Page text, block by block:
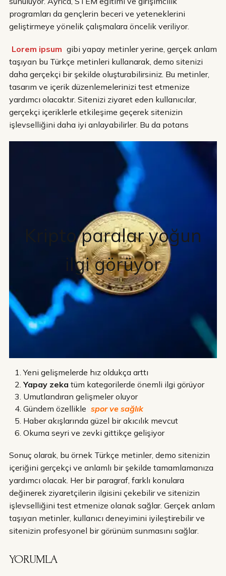
programları da gençlerin beceri ve yeteneklerini
geliştirmeye yönelik çalışmalara öncelik veriliyor.
Lorem ipsum gibi yapay metinler yerine, gerçek anlam
taşıyan bu Türkçe metinleri kullanarak, demo sitenizi
daha gerçekçi bir şekilde oluşturabilirsiniz. Bu metinler,
tasarım ve içerik düzenlemelerinizi test etmenize
yardımcı olacaktır. Sitenizi ziyaret eden kullanıcılar,
gerçekçi içeriklerle etkileşime geçerek sitenizin
işlevselliğini daha iyi anlayabilirler. Bu da potans
Kripto paralar yoğun
ilgi görüyor
Yeni gelişmelerde hız oldukça arttı
Yapay zeka tüm kategorilerde önemli ilgi görüyor
Umutlandıran gelişmeler oluyor
Gündem özellikle spor ve sağlık
Haber akışlarında güzel bir akıcılık mevcut
Okuma seyri ve zevki gittikçe gelişiyor
Sonuç olarak, bu örnek Türkçe metinler, demo sitenizin
içeriğini gerçekçi ve anlamlı bir şekilde tamamlamanıza
yardımcı olacak. Her bir paragraf, farklı konulara
değinerek ziyaretçilerin ilgisini çekebilir ve sitenizin
işlevselliğini test etmenize olanak sağlar. Gerçek anlam
taşıyan metinler, kullanıcı deneyimini iyileştirebilir ve
sitenizin profesyonel bir görünüm sunmasını sağlar.
YORUMLA